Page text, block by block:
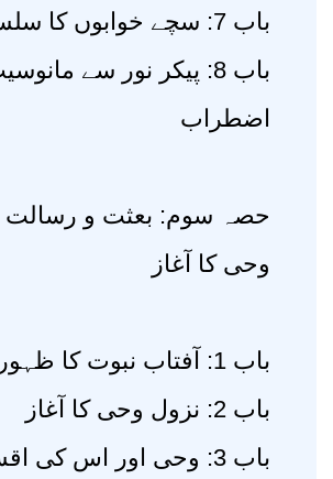
باب 7: سچے خوابوں کا سلسلہ
باب 8: پیکر نور سے
اضطراب
حصہ سوم: بعثت و رسالت
وحی کا آغاز
باب 1: آفتاب نبوت کا ظہور
باب 2: نزول وحی کا آغاز
باب 3: وحی اور اس کی اقسام